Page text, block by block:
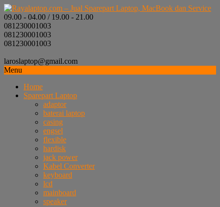
09.00 - 04.00 / 19.00 - 21.00
081230001003
081230001003
081230001003
laroslaptop@gmail.com
Menu
Home
Sparepart Laptop
adaptor
baterai laptop
casing
engsel
flexible
hardisk
jack power
Kabel Converter
keyboard
lcd
mainboard
speaker